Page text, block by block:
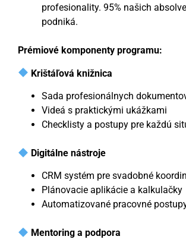
profesionality. 95% našich
podniká.
Prémiové komponenty programu:
Krištáľová knižnica
Sada profesionálnych
Videá s praktickými ukážkami
Checklisty a postupy pre každú
Digitálne nástroje
CRM systém pre svadobné
Plánovacie aplikácie a kalkulačky
Automatizované pracovné
Mentoring a podpora